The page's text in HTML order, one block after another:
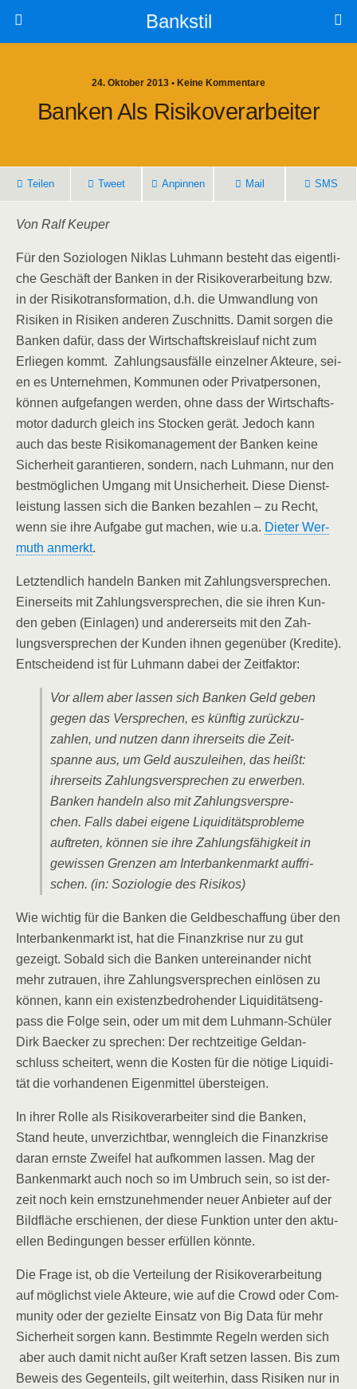
Bankstil
24. Oktober 2013 • Keine Kommentare
Ban­ken Als Risikoverarbeiter
Tei­len Tweet Anpin­nen Mail SMS
Von Ralf Keuper
Für den Sozio­lo­gen Niklas Luh­mann besteht das eigent­li­
che Geschäft der Ban­ken in der Risi­ko­ver­ar­bei­tung bzw.
in der Risi­ko­trans­for­ma­ti­on, d.h. die Umwand­lung von
Risi­ken in Risi­ken ande­ren Zuschnitts. Damit sor­gen die
Ban­ken dafür, dass der Wirt­schafts­kreis­lauf nicht zum
Erlie­gen kommt. Zah­lungs­aus­fäl­le ein­zel­ner Akteu­re, sei­
en es Unter­neh­men, Kom­mu­nen oder Pri­vat­per­so­nen,
kön­nen auf­ge­fan­gen wer­den, ohne dass der Wirt­schafts­
mo­tor dadurch gleich ins Sto­cken gerät. Jedoch kann
auch das bes­te Risi­ko­ma­nage­ment der Ban­ken kei­ne
Sicher­heit garan­tie­ren, son­dern, nach Luh­mann, nur den
best­mög­li­chen Umgang mit Unsi­cher­heit. Die­se Dienst­
leis­tung las­sen sich die Ban­ken bezah­len – zu Recht,
wenn sie ihre Auf­ga­be gut machen, wie u.a. Die­ter Wer­
muth anmerkt.
Letzt­end­lich han­deln Ban­ken mit Zah­lungs­ver­spre­chen.
Einer­seits mit Zah­lungs­ver­spre­chen, die sie ihren Kun­
den geben (Ein­la­gen) und ande­rer­seits mit den Zah­
lungs­ver­spre­chen der Kun­den ihnen gegen­über (Kre­di­te).
Ent­schei­dend ist für Luh­mann dabei der Zeitfaktor:
Vor allem aber las­sen sich Ban­ken Geld geben
gegen das Ver­spre­chen, es künf­tig zurück­zu­
zah­len, und nut­zen dann ihrer­seits die Zeit­
span­ne aus, um Geld aus­zu­lei­hen, das heißt:
ihrer­seits Zah­lungs­ver­spre­chen zu erwer­ben.
Ban­ken han­deln also mit Zah­lungs­ver­spre­
chen. Falls dabei eige­ne Liqui­di­täts­pro­ble­me
auf­tre­ten, kön­nen sie ihre Zah­lungs­fä­hig­keit in
gewis­sen Gren­zen am Inter­ban­ken­markt auf­fri­
schen. (in: Sozio­lo­gie des Risikos)
Wie wich­tig für die Ban­ken die Geld­be­schaf­fung über den
Inter­ban­ken­markt ist, hat die Finanz­kri­se nur zu gut
gezeigt. Sobald sich die Ban­ken unter­ein­an­der nicht
mehr zutrau­en, ihre Zah­lungs­ver­spre­chen ein­lö­sen zu
kön­nen, kann ein exis­tenz­be­dro­hen­der Liqui­di­täts­eng­
pass die Fol­ge sein, oder um mit dem Luh­mann-Schü­ler
Dirk Bae­cker zu spre­chen: Der recht­zei­ti­ge Geld­an­
schluss schei­tert, wenn die Kos­ten für die nöti­ge Liqui­di­
tät die vor­han­de­nen Eigen­mit­tel übersteigen.
In ihrer Rol­le als Risi­ko­ver­ar­bei­ter sind die Ban­ken,
Stand heu­te, unver­zicht­bar, wenn­gleich die Finanz­kri­se
dar­an erns­te Zwei­fel hat auf­kom­men las­sen. Mag der
Ban­ken­markt auch noch so im Umbruch sein, so ist der­
zeit noch kein ernst­zu­neh­men­der neu­er Anbie­ter auf der
Bild­flä­che erschie­nen, der die­se Funk­ti­on unter den aktu­
el­len Bedin­gun­gen bes­ser erfül­len könnte.
Die Fra­ge ist, ob die Ver­tei­lung der Risi­ko­ver­ar­bei­tung
auf mög­lichst vie­le Akteu­re, wie auf die Crowd oder Com­
mu­ni­ty oder der geziel­te Ein­satz von Big Data für mehr
Sicher­heit sor­gen kann. Bestimm­te Regeln wer­den sich
aber auch damit nicht außer Kraft set­zen las­sen. Bis zum
Beweis des Gegen­teils, gilt wei­ter­hin, dass Risi­ken nur in